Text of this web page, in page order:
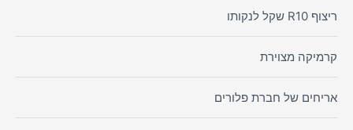
ריצוף R10 שקל לנקותו
קרמיקה מצוירת
אריחים של חברת פלורים